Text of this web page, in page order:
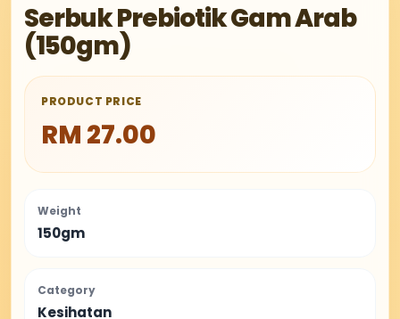
Serbuk Prebiotik Gam Arab
(150gm)
PRODUCT PRICE
RM 27.00
Weight
150gm
Category
Kesihatan